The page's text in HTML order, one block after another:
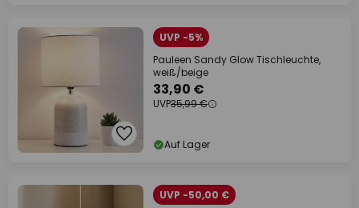
UVP -5%
Pauleen Sandy Glow Tischleuchte,
weiß/beige
33,90 €
UVP35,99 €
Auf Lager
UVP -50,00 €